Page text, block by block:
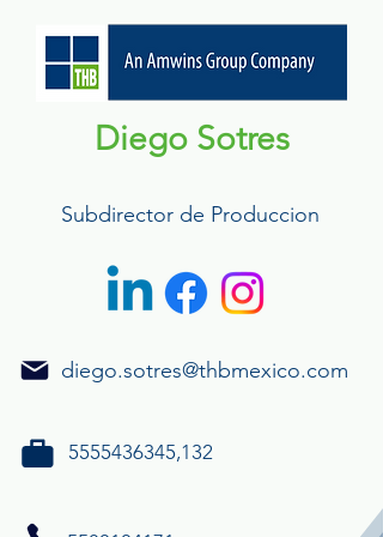
Diego Sotres
Subdirector de Produccion
diego.sotres@thbmexico.com
5555436345,132